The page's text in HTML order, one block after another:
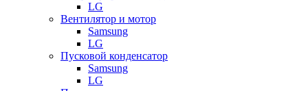
LG
Вентилятор и мотор
Samsung
LG
Пусковой конденсатор
Samsung
LG